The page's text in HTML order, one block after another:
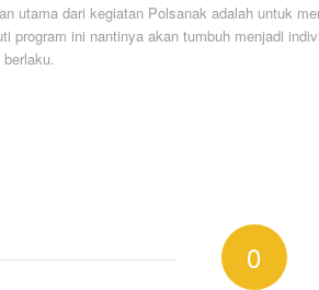
utama dari kegiatan Polsanak adalah untuk
program ini nantinya akan tumbuh menjadi
0